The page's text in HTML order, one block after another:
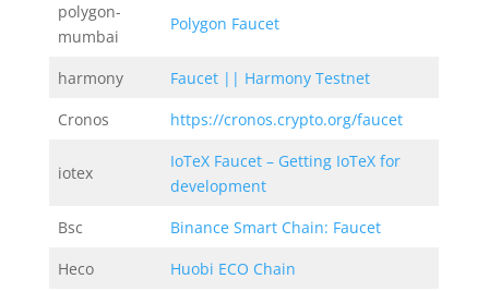
polygon-
mumbai
Polygon Faucet
harmony
Faucet || Harmony Testnet
Cronos
https://cronos.crypto.org/faucet
iotex
IoTeX Faucet – Getting IoTeX for
development
Bsc
Binance Smart Chain: Faucet
Heco
Huobi ECO Chain